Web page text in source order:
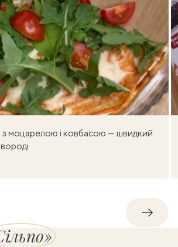
з моцарелою і ковбасою — швидкий